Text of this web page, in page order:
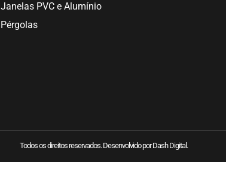
Janelas PVC e Alumínio
Pérgolas
Todos os direitos reservados. Desenvolvido por Dash Digital.